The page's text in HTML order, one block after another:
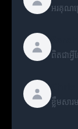
អរគុណច្
ពិតជាអ្
ខ្លឹមសា